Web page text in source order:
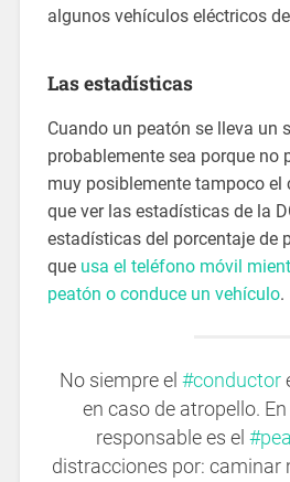
algunos vehículos eléctricos
Las estadísticas
Cuando un peatón se lleva un
probablemente sea porque no
muy posiblemente tampoco el
que ver las estadísticas de la
estadísticas del porcentaje de
que usa el teléfono móvil
peatón o conduce un vehículo.
No siempre el #conductor
en caso de atropello. En
responsable es el
distracciones por: caminar